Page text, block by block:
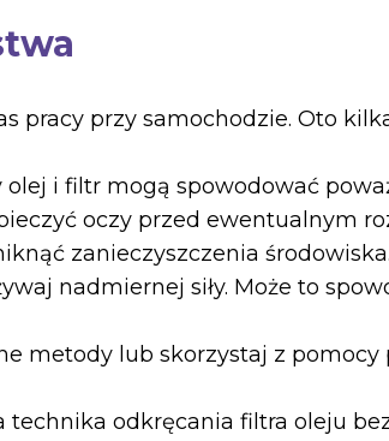
pracy przy samochodzie. Oto
i filtr mogą spowodować
oczy przed ewentualnym
zanieczyszczenia środowiska.
nadmiernej siły. Może to
metody lub skorzystaj z pomocy
odkręcania filtra oleju